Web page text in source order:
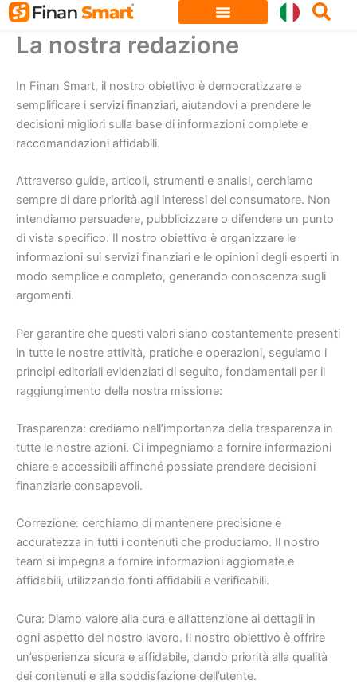
Skip
content
La nostra redazione
In Finan Smart, il nostro obiettivo è democratizzare e
semplificare i servizi finanziari, aiutandovi a prendere le
decisioni migliori sulla base di informazioni complete e
raccomandazioni affidabili.
Attraverso guide, articoli, strumenti e analisi, cerchiamo
sempre di dare priorità agli interessi del consumatore. Non
intendiamo persuadere, pubblicizzare o difendere un punto
di vista specifico. Il nostro obiettivo è organizzare le
informazioni sui servizi finanziari e le opinioni degli esperti in
modo semplice e completo, generando conoscenza sugli
argomenti.
Per garantire che questi valori siano costantemente presenti
in tutte le nostre attività, pratiche e operazioni, seguiamo i
principi editoriali evidenziati di seguito, fondamentali per il
raggiungimento della nostra missione:
Trasparenza: crediamo nell’importanza della trasparenza in
tutte le nostre azioni. Ci impegniamo a fornire informazioni
chiare e accessibili affinché possiate prendere decisioni
finanziarie consapevoli.
Correzione: cerchiamo di mantenere precisione e
accuratezza in tutti i contenuti che produciamo. Il nostro
team si impegna a fornire informazioni aggiornate e
affidabili, utilizzando fonti affidabili e verificabili.
Cura: Diamo valore alla cura e all’attenzione ai dettagli in
ogni aspetto del nostro lavoro. Il nostro obiettivo è offrire
un’esperienza sicura e affidabile, dando priorità alla qualità
dei contenuti e alla soddisfazione dell’utente.